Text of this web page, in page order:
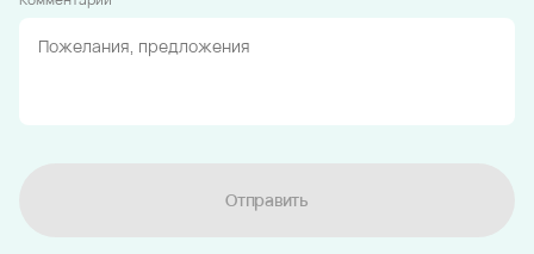
Отправить